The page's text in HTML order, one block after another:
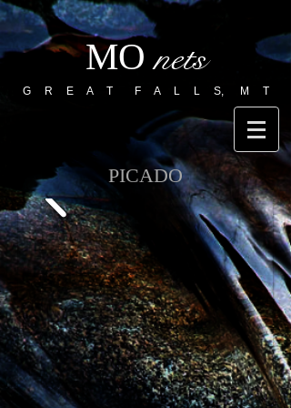
MOnets
G R E A T F A L L S, M T
PICADO